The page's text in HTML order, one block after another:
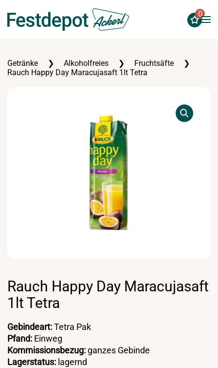
Zum Hauptinhalt springen
0
Getränke Alkoholfreies
Fruchtsäfte
Rauch Happy Day Maracujasaft 1lt Tetra
Rauch Happy Day Maracujasaft
1lt Tetra
Gebindeart:Tetra Pak
Pfand: Einweg
Kommissionsbezug: ganzes Gebinde
Lagerstatus: lagernd